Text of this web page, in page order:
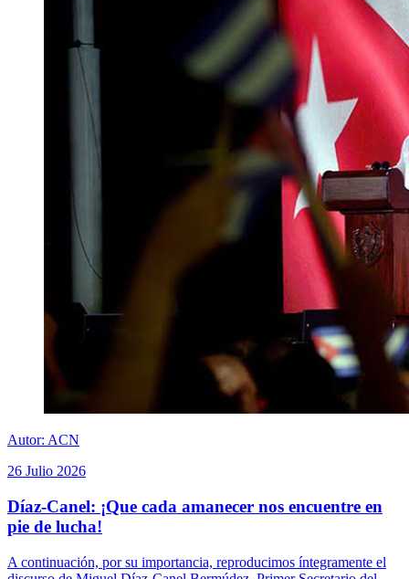
Autor: ACN
26 Julio 2026
Díaz-Canel: ¡Que cada amanecer nos encuentre en
pie de lucha!
A continuación, por su importancia, reproducimos íntegramente el